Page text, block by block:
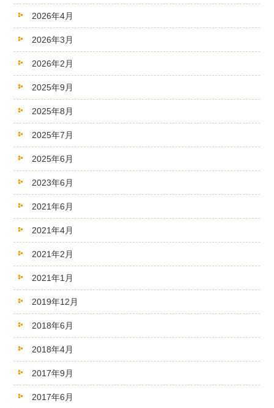
2026年4月
2026年3月
2026年2月
2025年9月
2025年8月
2025年7月
2025年6月
2023年6月
2021年6月
2021年4月
2021年2月
2021年1月
2019年12月
2018年6月
2018年4月
2017年9月
2017年6月